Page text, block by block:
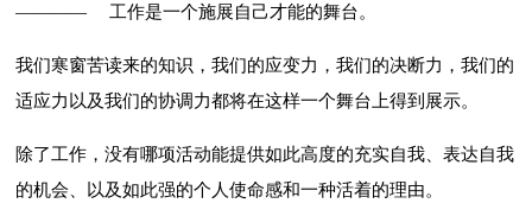
———— 工作是一个施展自己才能的舞台。
我们寒窗苦读来的知识，我们的应变力，我们的决断力，我们的
适应力以及我们的协调力都将在这样一个舞台上得到展示。
除了工作，没有哪项活动能提供如此高度的充实自我、表达自我
的机会、以及如此强的个人使命感和一种活着的理由。